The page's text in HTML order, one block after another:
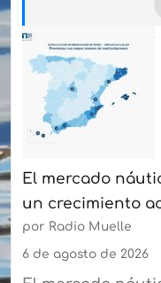
El mercado
un crecimiento
por Radio Muelle
6 de agosto de 2026